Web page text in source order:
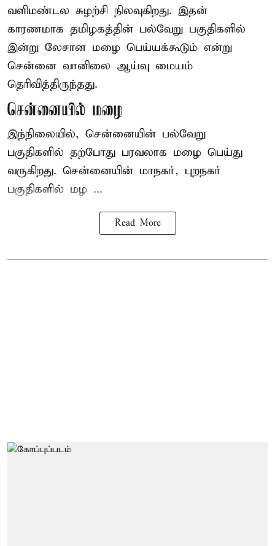
வளிமண்டல சுழற்சி நிலவுகிறது. இதன்
காரணமாக தமிழகத்தின் பல்வேறு பகுதிகளில்
இன்று லேசான மழை பெய்யக்கூடும் என்று
சென்னை வானிலை ஆய்வு மையம்
தெரிவித்திருந்தது.
சென்னையில் மழை
இந்நிலையில், சென்னையின் பல்வேறு
பகுதிகளில் தற்போது பரவலாக மழை பெய்து
வருகிறது. சென்னையின் மாநகர், புறநகர்
பகுதிகளில் மழ ...
Read More